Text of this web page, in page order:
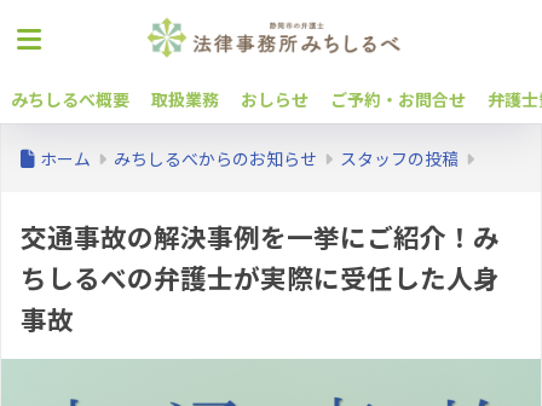
みちしるべ概要 取扱業務 おしらせ ご予約・お問合せ 弁護
ホーム みちしるべからのお知らせ スタッフの投稿
交通事故の解決事例を一挙にご紹介！み
ちしるべの弁護士が実際に受任した人身
事故